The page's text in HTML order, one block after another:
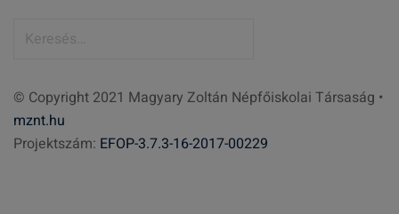
e
s
é
© Copyright 2021 Magyary Zoltán Népfőiskolai Társaság •
mznt.hu
Projektszám: EFOP-3.7.3-16-2017-00229